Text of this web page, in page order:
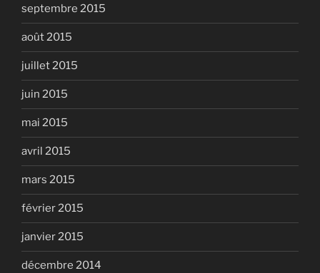
septembre 2015
août 2015
juillet 2015
juin 2015
mai 2015
avril 2015
mars 2015
février 2015
janvier 2015
décembre 2014